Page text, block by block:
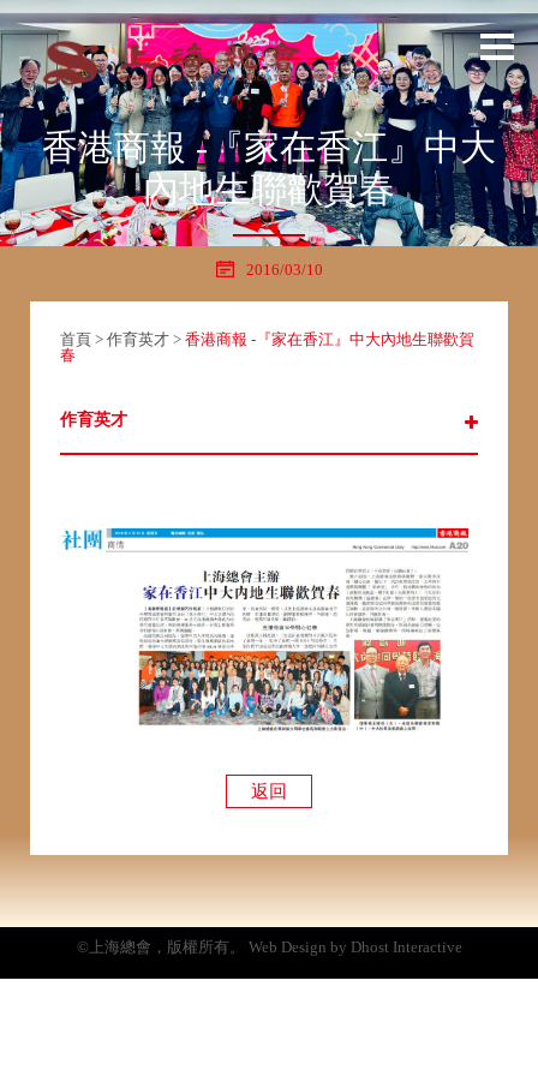
香港商報 -『家在香江』中大
內地生聯歡賀春
2016/03/10
首頁 > 作育英才 > 香港商報 -『家在香江』中大內地生聯歡賀
春
作育英才
返回
©上海總會，版權所有。 Web Design by Dhost Interactive